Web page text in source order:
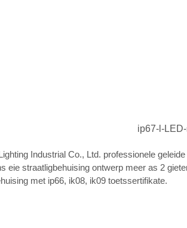
ip67-l-
Industrial Co., Ltd. professionele
eie straatligbehuising ontwerp meer as 2
met ip66, ik08, ik09 toetssertifikate.